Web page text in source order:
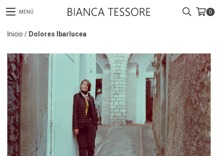
MENÚ 0
Inicio / Dolores Ibarlucea